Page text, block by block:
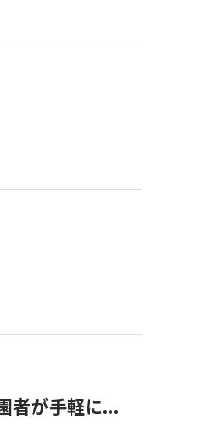
者が手軽に...